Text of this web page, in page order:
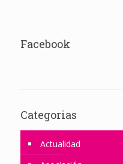
Facebook
Categorias
Actualidad